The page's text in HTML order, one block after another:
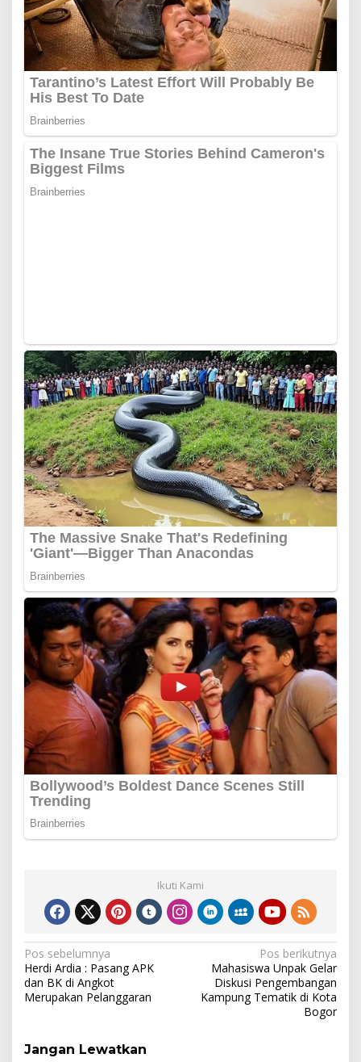
Ikuti Kami
Navigasi
pos
Pos sebelumnya
Herdi Ardia : Pasang APK
dan BK di Angkot
Merupakan Pelanggaran
Pos berikutnya
Mahasiswa Unpak Gelar
Diskusi Pengembangan
Kampung Tematik di Kota
Bogor
Jangan Lewatkan